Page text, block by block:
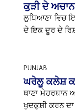
ਕੁੜੀ ਦੇ
ਲੁਧਿਆਣਾ ਵਿਚ
ਦੇ ਇਕ ਦੂਰ ਦੇ
PUNJAB
ਘਰੇਲੂ ਕਲੇਸ਼
ਥਾਣਾ
ਖੁਦਕੁਸ਼ੀ ਕਰਨ